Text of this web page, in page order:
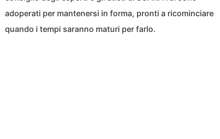
adoperati per mantenersi in forma, pronti a ricominciare
quando i tempi saranno maturi per farlo.